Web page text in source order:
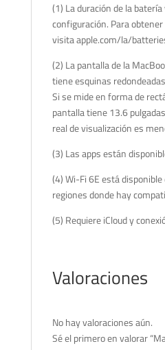
(1) La duración de la
configuración. Para
visita apple.com/la/
(2) La pantalla de la
tiene esquinas
Si se mide en forma de
pantalla tiene 13.6
real de visualización es
(3) Las apps están
(4) Wi-Fi 6E está
regiones donde hay
(5) Requiere iCloud y
Valoraciones
No hay valoraciones aún.
Sé el primero en valorar